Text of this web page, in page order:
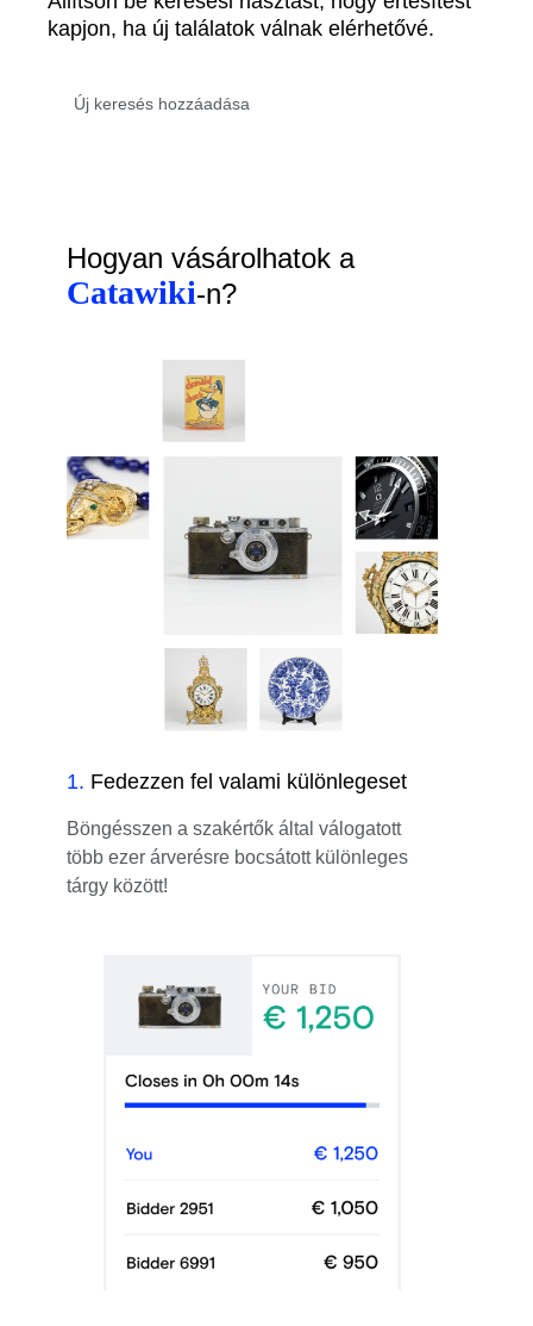
kapjon, ha új találatok válnak elérhetővé.
Hogyan vásárolhatok a
Catawiki-n?
1. Fedezzen fel valami különlegeset
Böngésszen a szakértők által válogatott
több ezer árverésre bocsátott különleges
tárgy között!